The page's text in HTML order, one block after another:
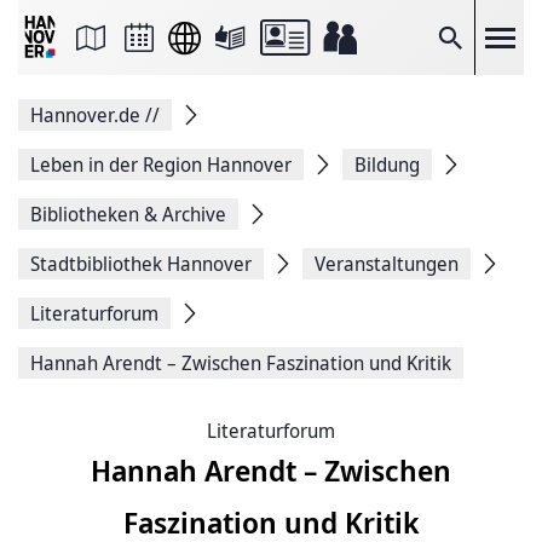
Suche
Seite
Facebook
teilen
Seitenlink
Seite
Hannover.de //
Leben in der Region Hannover
Bildung
Bibliotheken & Archive
Stadtbibliothek Hannover
Veranstaltungen
Literaturforum
Hannah Arendt – Zwischen Faszination und Kritik
Literaturforum
Hannah Arendt – Zwischen
Faszination und Kritik